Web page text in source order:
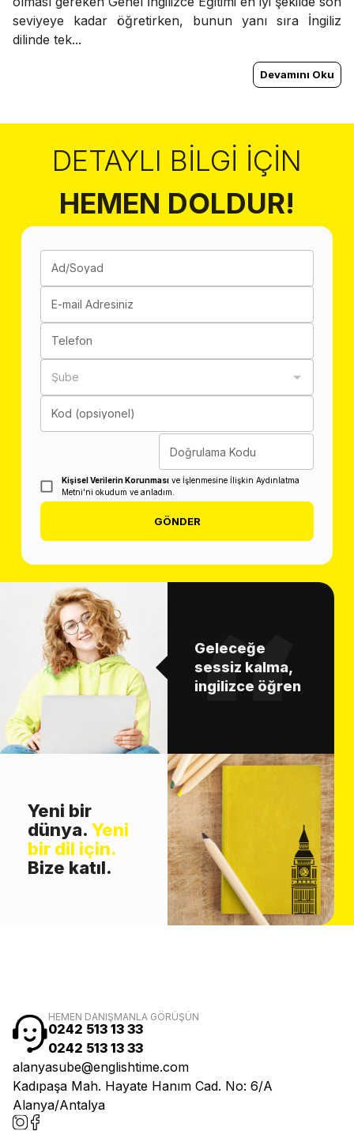
seviyeye kadar öğretirken, bunun yanı sıra İngiliz
dilinde tek...
Devamını Oku
DETAYLI BILGI İÇIN
HEMEN DOLDUR!
Ad/Soyad
E-mail Adresiniz
Telefon
Şube
Kod (opsiyonel)
Doğrulama Kodu
Kişisel Verilerin Korunması ve İşlenmesine İlişkin Aydınlatma
Metni'ni okudum ve anladım.
GÖNDER
Geleceğe
sessiz kalma,
ingilizce öğren
Yeni bir
dünya. Yeni
bir dil için.
Bize katıl.
HEMEN DANIŞMANLA GÖRÜŞÜN
0242 513 13 33
0242 513 13 33
alanyasube@englishtime.com
Kadıpaşa Mah. Hayate Hanım Cad. No: 6/A
Alanya/Antalya